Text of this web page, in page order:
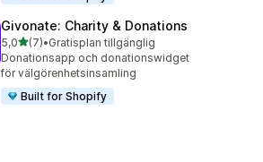
Givonate: Charity & Donations
5,0av 5 stjärnor
(7)
7 recensioner totalt
•Gratisplan tillgänglig
Donationsapp och donationswidget
för välgörenhetsinsamling
Built for Shopify